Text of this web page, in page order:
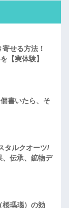
せる方法！
【実体験】
書いたら、そ
タルクオーツ/
、伝承、鉱物デ
桜瑪瑙）の効